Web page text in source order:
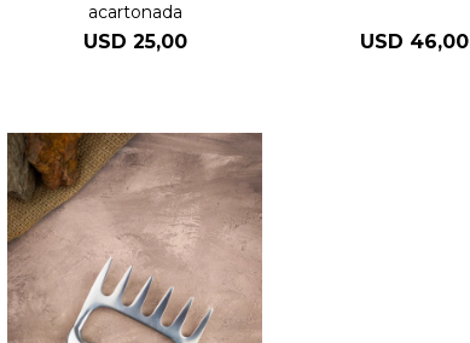
acartonada
USD 25,00 USD 46,00